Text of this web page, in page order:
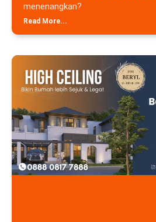
menenangkan?
Read More...